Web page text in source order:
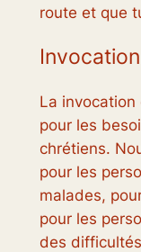
route et que
La
pour les
chrétiens.
pour les
malades,
pour les
des